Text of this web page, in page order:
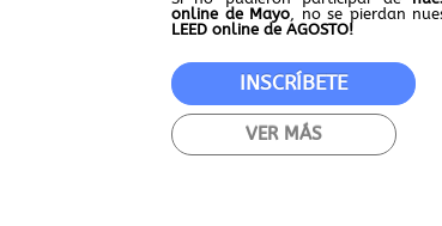
online de Mayo, no se pierdan
LEED online de AGOSTO!
INSCRÍBETE
VER MÁS